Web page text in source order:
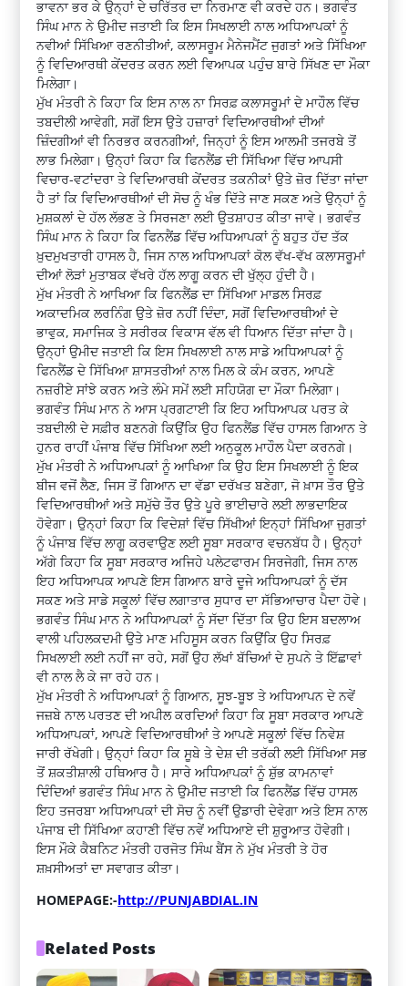
ਭਾਵਨਾ ਭਰ ਕੇ ਉਨ੍ਹਾਂ ਦੇ ਚਰਿੱਤਰ ਦਾ ਨਿਰਮਾਣ ਵੀ ਕਰਦੇ ਹਨ। ਭਗਵੰਤ
ਸਿੰਘ ਮਾਨ ਨੇ ਉਮੀਦ ਜਤਾਈ ਕਿ ਇਸ ਸਿਖਲਾਈ ਨਾਲ ਅਧਿਆਪਕਾਂ ਨੂੰ
ਨਵੀਆਂ ਸਿੱਖਿਆ ਰਣਨੀਤੀਆਂ, ਕਲਾਸਰੂਮ ਮੈਨੇਜਮੈਂਟ ਜੁਗਤਾਂ ਅਤੇ ਸਿੱਖਿਆ
ਨੂੰ ਵਿਦਿਆਰਥੀ ਕੇਂਦਰਤ ਕਰਨ ਲਈ ਵਿਆਪਕ ਪਹੁੰਚ ਬਾਰੇ ਸਿੱਖਣ ਦਾ ਮੌਕਾ
ਮਿਲੇਗਾ।
ਮੁੱਖ ਮੰਤਰੀ ਨੇ ਕਿਹਾ ਕਿ ਇਸ ਨਾਲ ਨਾ ਸਿਰਫ਼ ਕਲਾਸਰੂਮਾਂ ਦੇ ਮਾਹੌਲ ਵਿੱਚ
ਤਬਦੀਲੀ ਆਵੇਗੀ, ਸਗੋਂ ਇਸ ਉਤੇ ਹਜ਼ਾਰਾਂ ਵਿਦਿਆਰਥੀਆਂ ਦੀਆਂ
ਜ਼ਿੰਦਗੀਆਂ ਵੀ ਨਿਰਭਰ ਕਰਨਗੀਆਂ, ਜਿਨ੍ਹਾਂ ਨੂੰ ਇਸ ਆਲਮੀ ਤਜਰਬੇ ਤੋਂ
ਲਾਭ ਮਿਲੇਗਾ। ਉਨ੍ਹਾਂ ਕਿਹਾ ਕਿ ਫਿਨਲੈਂਡ ਦੀ ਸਿੱਖਿਆ ਵਿੱਚ ਆਪਸੀ
ਵਿਚਾਰ-ਵਟਾਂਦਰਾ ਤੇ ਵਿਦਿਆਰਥੀ ਕੇਂਦਰਤ ਤਕਨੀਕਾਂ ਉਤੇ ਜ਼ੋਰ ਦਿੱਤਾ ਜਾਂਦਾ
ਹੈ ਤਾਂ ਕਿ ਵਿਦਿਆਰਥੀਆਂ ਦੀ ਸੋਚ ਨੂੰ ਖੰਭ ਦਿੱਤੇ ਜਾਣ ਸਕਣ ਅਤੇ ਉਨ੍ਹਾਂ ਨੂੰ
ਮੁਸ਼ਕਲਾਂ ਦੇ ਹੱਲ ਲੱਭਣ ਤੇ ਸਿਰਜਣਾ ਲਈ ਉਤਸ਼ਾਹਤ ਕੀਤਾ ਜਾਵੇ। ਭਗਵੰਤ
ਸਿੰਘ ਮਾਨ ਨੇ ਕਿਹਾ ਕਿ ਫਿਨਲੈਂਡ ਵਿੱਚ ਅਧਿਆਪਕਾਂ ਨੂੰ ਬਹੁਤ ਹੱਦ ਤੱਕ
ਖ਼ੁਦਮੁਖਤਾਰੀ ਹਾਸਲ ਹੈ, ਜਿਸ ਨਾਲ ਅਧਿਆਪਕਾਂ ਕੋਲ ਵੱਖ-ਵੱਖ ਕਲਾਸਰੂਮਾਂ
ਦੀਆਂ ਲੋੜਾਂ ਮੁਤਾਬਕ ਵੱਖਰੇ ਹੱਲ ਲਾਗੂ ਕਰਨ ਦੀ ਖੁੱਲ੍ਹ ਹੁੰਦੀ ਹੈ।
ਮੁੱਖ ਮੰਤਰੀ ਨੇ ਆਖਿਆ ਕਿ ਫਿਨਲੈਂਡ ਦਾ ਸਿੱਖਿਆ ਮਾਡਲ ਸਿਰਫ਼
ਅਕਾਦਮਿਕ ਲਰਨਿੰਗ ਉਤੇ ਜ਼ੋਰ ਨਹੀਂ ਦਿੰਦਾ, ਸਗੋਂ ਵਿਦਿਆਰਥੀਆਂ ਦੇ
ਭਾਵੁਕ, ਸਮਾਜਿਕ ਤੇ ਸਰੀਰਕ ਵਿਕਾਸ ਵੱਲ ਵੀ ਧਿਆਨ ਦਿੱਤਾ ਜਾਂਦਾ ਹੈ।
ਉਨ੍ਹਾਂ ਉਮੀਦ ਜਤਾਈ ਕਿ ਇਸ ਸਿਖਲਾਈ ਨਾਲ ਸਾਡੇ ਅਧਿਆਪਕਾਂ ਨੂੰ
ਫਿਨਲੈਂਡ ਦੇ ਸਿੱਖਿਆ ਸ਼ਾਸਤਰੀਆਂ ਨਾਲ ਮਿਲ ਕੇ ਕੰਮ ਕਰਨ, ਆਪਣੇ
ਨਜ਼ਰੀਏ ਸਾਂਝੇ ਕਰਨ ਅਤੇ ਲੰਮੇ ਸਮੇਂ ਲਈ ਸਹਿਯੋਗ ਦਾ ਮੌਕਾ ਮਿਲੇਗਾ।
ਭਗਵੰਤ ਸਿੰਘ ਮਾਨ ਨੇ ਆਸ ਪ੍ਰਗਟਾਈ ਕਿ ਇਹ ਅਧਿਆਪਕ ਪਰਤ ਕੇ
ਤਬਦੀਲੀ ਦੇ ਸਫ਼ੀਰ ਬਣਨਗੇ ਕਿਉਂਕਿ ਉਹ ਫਿਨਲੈਂਡ ਵਿੱਚ ਹਾਸਲ ਗਿਆਨ ਤੇ
ਹੁਨਰ ਰਾਹੀਂ ਪੰਜਾਬ ਵਿੱਚ ਸਿੱਖਿਆ ਲਈ ਅਨੁਕੂਲ ਮਾਹੌਲ ਪੈਦਾ ਕਰਨਗੇ।
ਮੁੱਖ ਮੰਤਰੀ ਨੇ ਅਧਿਆਪਕਾਂ ਨੂੰ ਆਖਿਆ ਕਿ ਉਹ ਇਸ ਸਿਖਲਾਈ ਨੂੰ ਇਕ
ਬੀਜ ਵਜੋਂ ਲੈਣ, ਜਿਸ ਤੋਂ ਗਿਆਨ ਦਾ ਵੱਡਾ ਦਰੱਖਤ ਬਣੇਗਾ, ਜੋ ਖ਼ਾਸ ਤੌਰ ਉਤੇ
ਵਿਦਿਆਰਥੀਆਂ ਅਤੇ ਸਮੁੱਚੇ ਤੌਰ ਉਤੇ ਪੂਰੇ ਭਾਈਚਾਰੇ ਲਈ ਲਾਭਦਾਇਕ
ਹੋਵੇਗਾ। ਉਨ੍ਹਾਂ ਕਿਹਾ ਕਿ ਵਿਦੇਸ਼ਾਂ ਵਿੱਚ ਸਿੱਖੀਆਂ ਇਨ੍ਹਾਂ ਸਿੱਖਿਆ ਜੁਗਤਾਂ
ਨੂੰ ਪੰਜਾਬ ਵਿੱਚ ਲਾਗੂ ਕਰਵਾਉਣ ਲਈ ਸੂਬਾ ਸਰਕਾਰ ਵਚਨਬੱਧ ਹੈ। ਉਨ੍ਹਾਂ
ਅੱਗੇ ਕਿਹਾ ਕਿ ਸੂਬਾ ਸਰਕਾਰ ਅਜਿਹੇ ਪਲੇਟਫਾਰਮ ਸਿਰਜੇਗੀ, ਜਿਸ ਨਾਲ
ਇਹ ਅਧਿਆਪਕ ਆਪਣੇ ਇਸ ਗਿਆਨ ਬਾਰੇ ਦੂਜੇ ਅਧਿਆਪਕਾਂ ਨੂੰ ਦੱਸ
ਸਕਣ ਅਤੇ ਸਾਡੇ ਸਕੂਲਾਂ ਵਿੱਚ ਲਗਾਤਾਰ ਸੁਧਾਰ ਦਾ ਸੱਭਿਆਚਾਰ ਪੈਦਾ ਹੋਵੇ।
ਭਗਵੰਤ ਸਿੰਘ ਮਾਨ ਨੇ ਅਧਿਆਪਕਾਂ ਨੂੰ ਸੱਦਾ ਦਿੱਤਾ ਕਿ ਉਹ ਇਸ ਬਦਲਾਅ
ਵਾਲੀ ਪਹਿਲਕਦਮੀ ਉਤੇ ਮਾਣ ਮਹਿਸੂਸ ਕਰਨ ਕਿਉਂਕਿ ਉਹ ਸਿਰਫ਼
ਸਿਖਲਾਈ ਲਈ ਨਹੀਂ ਜਾ ਰਹੇ, ਸਗੋਂ ਉਹ ਲੱਖਾਂ ਬੱਚਿਆਂ ਦੇ ਸੁਪਨੇ ਤੇ ਇੱਛਾਵਾਂ
ਵੀ ਨਾਲ ਲੈ ਕੇ ਜਾ ਰਹੇ ਹਨ।
ਮੁੱਖ ਮੰਤਰੀ ਨੇ ਅਧਿਆਪਕਾਂ ਨੂੰ ਗਿਆਨ, ਸੂਝ-ਬੂਝ ਤੇ ਅਧਿਆਪਨ ਦੇ ਨਵੇਂ
ਜਜ਼ਬੇ ਨਾਲ ਪਰਤਣ ਦੀ ਅਪੀਲ ਕਰਦਿਆਂ ਕਿਹਾ ਕਿ ਸੂਬਾ ਸਰਕਾਰ ਆਪਣੇ
ਅਧਿਆਪਕਾਂ, ਆਪਣੇ ਵਿਦਿਆਰਥੀਆਂ ਤੇ ਆਪਣੇ ਸਕੂਲਾਂ ਵਿੱਚ ਨਿਵੇਸ਼
ਜਾਰੀ ਰੱਖੇਗੀ। ਉਨ੍ਹਾਂ ਕਿਹਾ ਕਿ ਸੂਬੇ ਤੇ ਦੇਸ਼ ਦੀ ਤਰੱਕੀ ਲਈ ਸਿੱਖਿਆ ਸਭ
ਤੋਂ ਸ਼ਕਤੀਸ਼ਾਲੀ ਹਥਿਆਰ ਹੈ। ਸਾਰੇ ਅਧਿਆਪਕਾਂ ਨੂੰ ਸ਼ੁੱਭ ਕਾਮਨਾਵਾਂ
ਦਿੰਦਿਆਂ ਭਗਵੰਤ ਸਿੰਘ ਮਾਨ ਨੇ ਉਮੀਦ ਜਤਾਈ ਕਿ ਫਿਨਲੈਂਡ ਵਿੱਚ ਹਾਸਲ
ਇਹ ਤਜਰਬਾ ਅਧਿਆਪਕਾਂ ਦੀ ਸੋਚ ਨੂੰ ਨਵੀਂ ਉਡਾਰੀ ਦੇਵੇਗਾ ਅਤੇ ਇਸ ਨਾਲ
ਪੰਜਾਬ ਦੀ ਸਿੱਖਿਆ ਕਹਾਣੀ ਵਿੱਚ ਨਵੇਂ ਅਧਿਆਏ ਦੀ ਸ਼ੁਰੂਆਤ ਹੋਵੇਗੀ।
ਇਸ ਮੌਕੇ ਕੈਬਨਿਟ ਮੰਤਰੀ ਹਰਜੋਤ ਸਿੰਘ ਬੈਂਸ ਨੇ ਮੁੱਖ ਮੰਤਰੀ ਤੇ ਹੋਰ
ਸ਼ਖ਼ਸੀਅਤਾਂ ਦਾ ਸਵਾਗਤ ਕੀਤਾ।
HOMEPAGE:-http://PUNJABDIAL.IN
Related Posts